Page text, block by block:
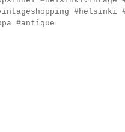
#helsinki
#antique